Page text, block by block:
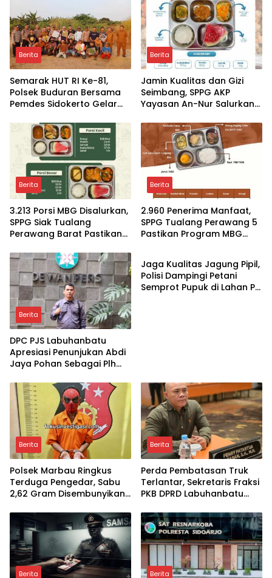
Polda Jatim
Berita
Semarak HUT RI Ke-81,
Polsek Buduran Bersama
Pemdes Sidokerto Gelar
Berita
Jamin Kualitas dan Gizi
Seimbang, SPPG AKP
Yayasan An-Nur Salurkan
di Perawang
Berita
3.213 Porsi MBG Disalurkan,
SPPG Siak Tualang
Perawang Barat Pastikan
Sesuai Standar Gizi
Berita
2.960 Penerima Manfaat,
SPPG Tualang Perawang 5
Pastikan Program MBG
Berita
DPC PJS Labuhanbatu
Apresiasi Penunjukan Abdi
Jaya Pohan Sebagai Plh
Berita
Jaga Kualitas Jagung Pipil,
Polisi Dampingi Petani
Semprot Pupuk di Lahan PT
Berita
Polsek Marbau Ringkus
Terduga Pengedar, Sabu
2,62 Gram Disembunyikan
Berita
Perda Pembatasan Truk
Terlantar, Sekretaris Fraksi
PKB DPRD Labuhanbatu
Bertindak
Berita Berita